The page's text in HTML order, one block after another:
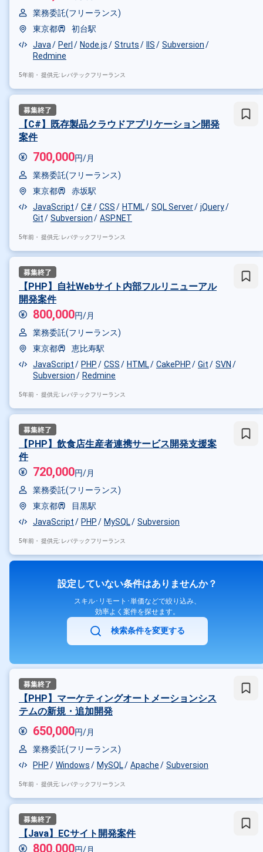
業務委託(フリーランス)
東京都
初台駅
Java
Perl Node.js Struts IIS
Subversion
Redmine
5年前・ 提供元: レバテックフリーランス
【C#】既存製品クラウドアプリケーション開発
案件
700,000円/月
業務委託(フリーランス)
東京都
赤坂駅
JavaScript
C# CSS HTML SQL Server
jQuery
Git
Subversion ASP.NET
5年前・ 提供元: レバテックフリーランス
【PHP】自社Webサイト内部フルリニューアル
開発案件
800,000円/月
業務委託(フリーランス)
東京都
恵比寿駅
JavaScript
PHP CSS HTML CakePHP Git
SVN
Subversion
Redmine
5年前・ 提供元: レバテックフリーランス
【PHP】飲食店生産者連携サービス開発支援案
件
720,000円/月
業務委託(フリーランス)
東京都
目黒駅
JavaScript
PHP MySQL Subversion
5年前・ 提供元: レバテックフリーランス
設定していない条件はありませんか？
スキル･リモート･単価などで絞り込み、
効率よく案件を探せます。
検索条件を変更する
【PHP】マーケティングオートメーションシス
テムの新規・追加開発
650,000円/月
業務委託(フリーランス)
PHP
Windows MySQL Apache Subversion
5年前・ 提供元: レバテックフリーランス
【Java】ECサイト開発案件
800,000円/月
その他の職種から探す